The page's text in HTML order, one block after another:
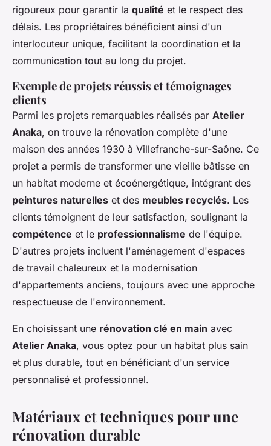
rigoureux pour garantir la qualité et le respect des
délais. Les propriétaires bénéficient ainsi d'un
interlocuteur unique, facilitant la coordination et la
communication tout au long du projet.
Exemple de projets réussis et témoignages
clients
Parmi les projets remarquables réalisés par Atelier
Anaka, on trouve la rénovation complète d'une
maison des années 1930 à Villefranche-sur-Saône. Ce
projet a permis de transformer une vieille bâtisse en
un habitat moderne et écoénergétique, intégrant des
peintures naturelles et des meubles recyclés. Les
clients témoignent de leur satisfaction, soulignant la
compétence et le professionnalisme de l'équipe.
D'autres projets incluent l'aménagement d'espaces
de travail chaleureux et la modernisation
d'appartements anciens, toujours avec une approche
respectueuse de l'environnement.
En choisissant une rénovation clé en main avec
Atelier Anaka, vous optez pour un habitat plus sain
et plus durable, tout en bénéficiant d'un service
personnalisé et professionnel.
Matériaux et techniques pour une
rénovation durable